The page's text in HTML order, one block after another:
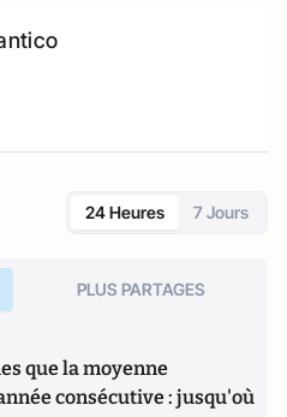
24 Heures 7 Jours
PLUS PARTAGES
que la moyenne
consécutive : jusqu'où